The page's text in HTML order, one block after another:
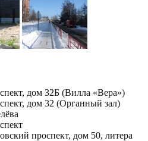
дом 32Б (Вилла «Вера»)
дом 32 (Органный зал)
проспект, дом 50, литера